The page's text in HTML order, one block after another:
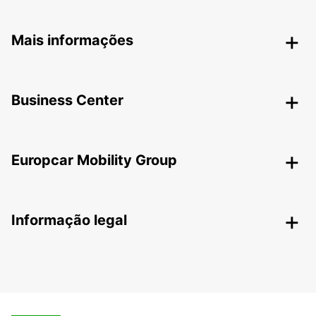
Mais informações
Business Center
Europcar Mobility Group
Informação legal